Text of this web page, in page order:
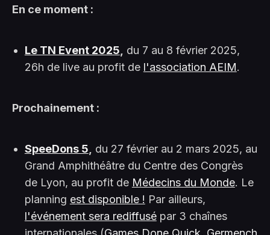
En ce moment :
Le TN Event 2025
du 7 au 8 février 2025,
26h de live au profit de l'association AEIM.
Prochainement :
SpeeDons 5
du 27 février au 2 mars 2025, au
Grand Amphithéâtre du Centre des Congrès
de Lyon, au profit de Médecins du Monde. Le
planning est disponible ! Par ailleurs,
l'événement sera rediffusépar 3 chaînes